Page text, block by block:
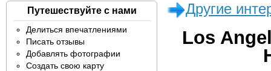
Путешествуйте с нами
Делиться впечатлениями
Писать отзывы
Добавлять фотографии
Создать свою карту
Другие
Los